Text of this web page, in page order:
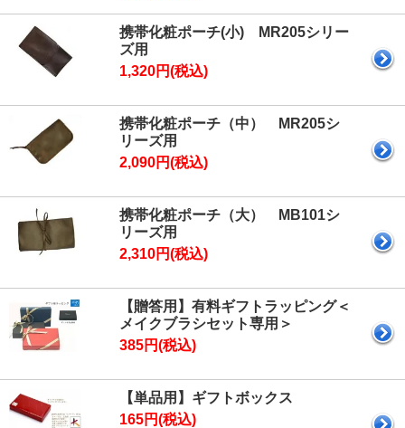
携帯化粧ポーチ(小) MR205シリー
ズ用
1,320円(税込)
携帯化粧ポーチ（中） MR205シ
リーズ用
2,090円(税込)
携帯化粧ポーチ（大） MB101シ
リーズ用
2,310円(税込)
【贈答用】有料ギフトラッピング＜
メイクブラシセット専用＞
385円(税込)
【単品用】ギフトボックス
165円(税込)